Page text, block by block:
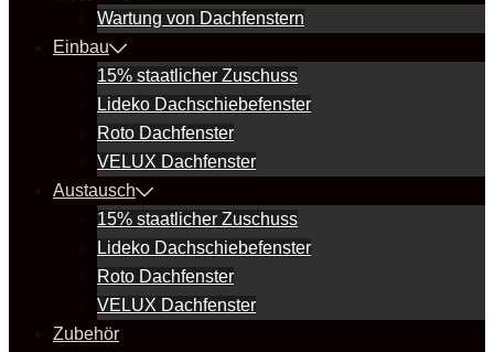
Wartung von Dachfenstern
Einbau
15% staatlicher Zuschuss
Lideko Dachschiebefenster
Roto Dachfenster
VELUX Dachfenster
Austausch
15% staatlicher Zuschuss
Lideko Dachschiebefenster
Roto Dachfenster
VELUX Dachfenster
Zubehör